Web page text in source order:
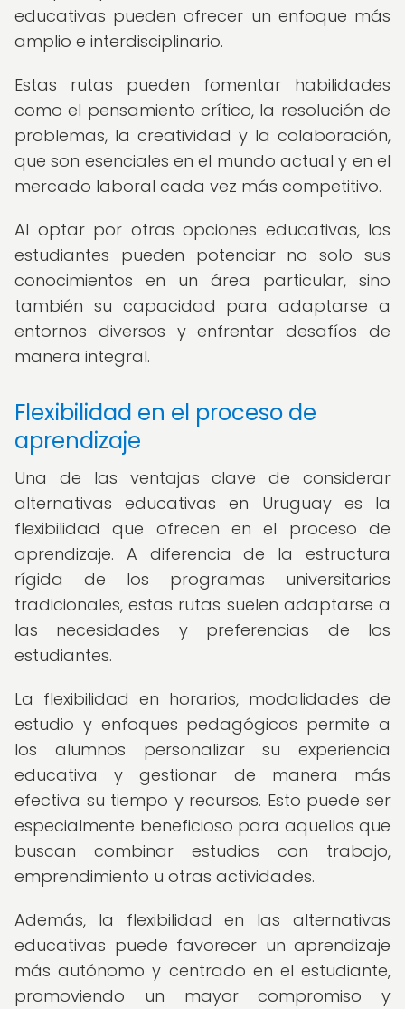
educativas pueden ofrecer un enfoque más
amplio e interdisciplinario.
Estas rutas pueden fomentar habilidades
como el pensamiento crítico, la resolución de
problemas, la creatividad y la colaboración,
que son esenciales en el mundo actual y en el
mercado laboral cada vez más competitivo.
Al optar por otras opciones educativas, los
estudiantes pueden potenciar no solo sus
conocimientos en un área particular, sino
también su capacidad para adaptarse a
entornos diversos y enfrentar desafíos de
manera integral.
Flexibilidad en el proceso de
aprendizaje
Una de las ventajas clave de considerar
alternativas educativas en Uruguay es la
flexibilidad que ofrecen en el proceso de
aprendizaje. A diferencia de la estructura
rígida de los programas universitarios
tradicionales, estas rutas suelen adaptarse a
las necesidades y preferencias de los
estudiantes.
La flexibilidad en horarios, modalidades de
estudio y enfoques pedagógicos permite a
los alumnos personalizar su experiencia
educativa y gestionar de manera más
efectiva su tiempo y recursos. Esto puede ser
especialmente beneficioso para aquellos que
buscan combinar estudios con trabajo,
emprendimiento u otras actividades.
Además, la flexibilidad en las alternativas
educativas puede favorecer un aprendizaje
más autónomo y centrado en el estudiante,
promoviendo un mayor compromiso y